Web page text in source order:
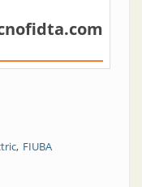
FIUBA